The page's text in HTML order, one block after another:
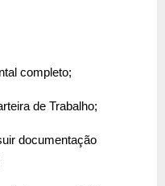
completo;
de Trabalho;
documentação